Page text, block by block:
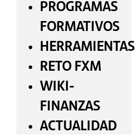
PROGRAMAS
FORMATIVOS
HERRAMIENTAS
RETO FXM
WIKI-
FINANZAS
ACTUALIDAD